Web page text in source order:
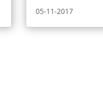
05-11-2017